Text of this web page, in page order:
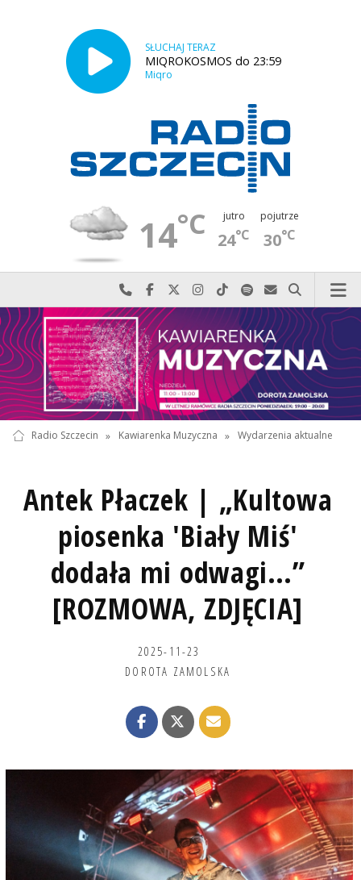
SŁUCHAJ TERAZ
MIQROKOSMOS do 23:59
Miqro
14°C jutro
24°C
pojutrze
30°C
Najlepiej po prostu do nas zadzwoń
Odwiedź nas na Facebook-u
Odwiedź nas na X
Odwiedź nas na Instagram-ie
Odwiedź nas na TikTok-u
Szukaj nas na Spotify
Wyślij do nas
Szukaj
Radio Szczecin » Kawiarenka Muzyczna » Wydarzenia aktualne
Antek Płaczek | „Kultowa
piosenka 'Biały Miś'
dodała mi odwagi…”
[ROZMOWA, ZDJĘCIA]
2025-11-23
DOROTA ZAMOLSKA